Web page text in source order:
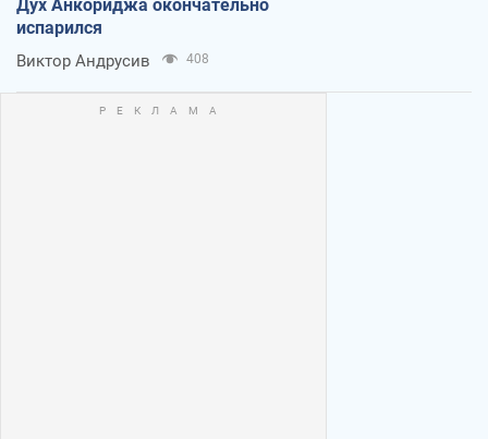
Дух Анкориджа окончательно
испарился
Виктор Андрусив 408